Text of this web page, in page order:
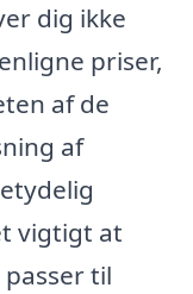
dig ikke
priser,
af de
af
vigtigt at
til